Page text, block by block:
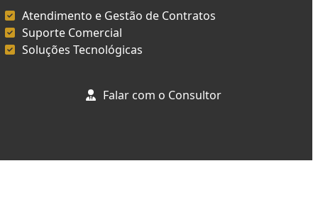
Atendimento e Gestão de Contratos
Suporte Comercial
Soluções Tecnológicas
Falar com o Consultor